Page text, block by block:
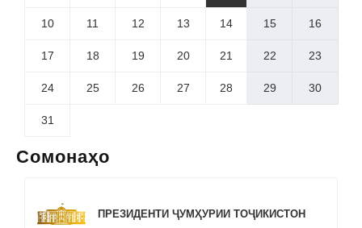
10 11 12 13 14 15 16
17 18 19 20 21 22 23
24 25 26 27 28 29 30
31
Сомонаҳо
ПРЕЗИДЕНТИ ҶУМҲУРИИ ТОҶИКИСТОН